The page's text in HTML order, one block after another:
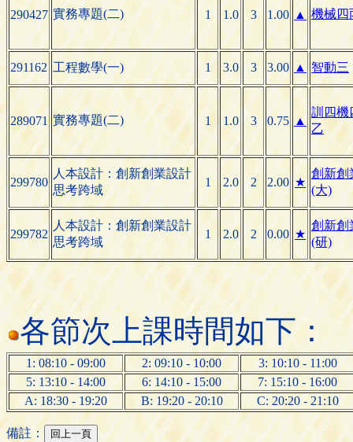
290427 實務專題(二) 1 1.0 3 1.00 ▲ 機械四
291162 工程數學(一) 1 3.0 3 3.00 ▲ 智動三
289071 實務專題(二) 1 1.0 3 0.75 ▲
訓四機
乙
299780
人本設計：創新創業設計
思考跨域
1 2.0 2 2.00 ★
創新創
(大)
299782
人本設計：創新創業設計
思考跨域
1 2.0 2 0.00 ★
創新創
(研)
各節次上課時間如下：
1: 08:10 - 09:00 2: 09:10 - 10:00
3: 10:10 - 11:00
5: 13:10 - 14:00
6: 14:10 - 15:00
7: 15:10 - 16:00
A: 18:30 - 19:20
B: 19:20 - 20:10 C: 20:20 - 21:10
備註：